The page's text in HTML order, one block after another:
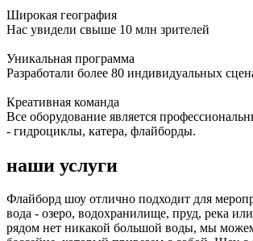
Широкая география
Нас увидели свыше 10 млн зрителей
Уникальная программа
Разработали более 80 индивидуальных
Креативная команда
Все оборудование является
- гидроциклы, катера, флайборды.
наши услуги
Флайборд шоу отлично подходит для
вода - озеро, водохранилище, пруд, река
рядом нет никакой большой воды, мы